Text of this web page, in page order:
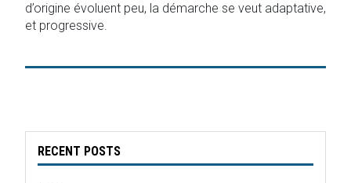
d’origine évoluent peu, la démarche se veut adaptative,
et progressive.
RECENT POSTS